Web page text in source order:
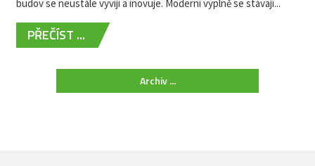
budov se neustále vyvíjí a inovuje. Moderní výplně se stávají...
PŘEČÍST ...
Archiv ...